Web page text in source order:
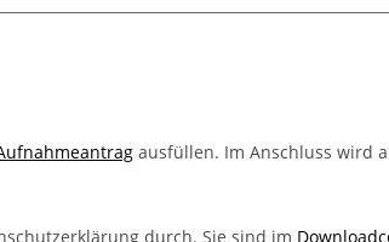
ausfüllen. Im Anschluss wird
durch. Sie sind im